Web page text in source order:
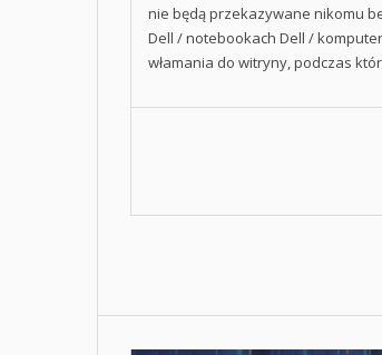
nie będą przekazywane nikomu
Dell / notebookach Dell /
włamania do witryny, podczas